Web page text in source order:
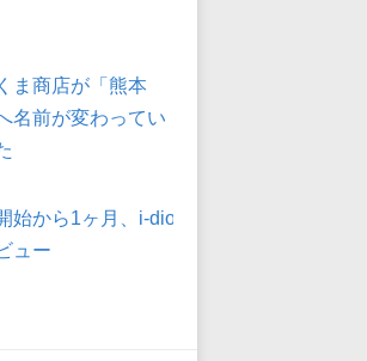
ま商店が「熊本
名前が変わってい
始から1ヶ月、i-dio
ュー